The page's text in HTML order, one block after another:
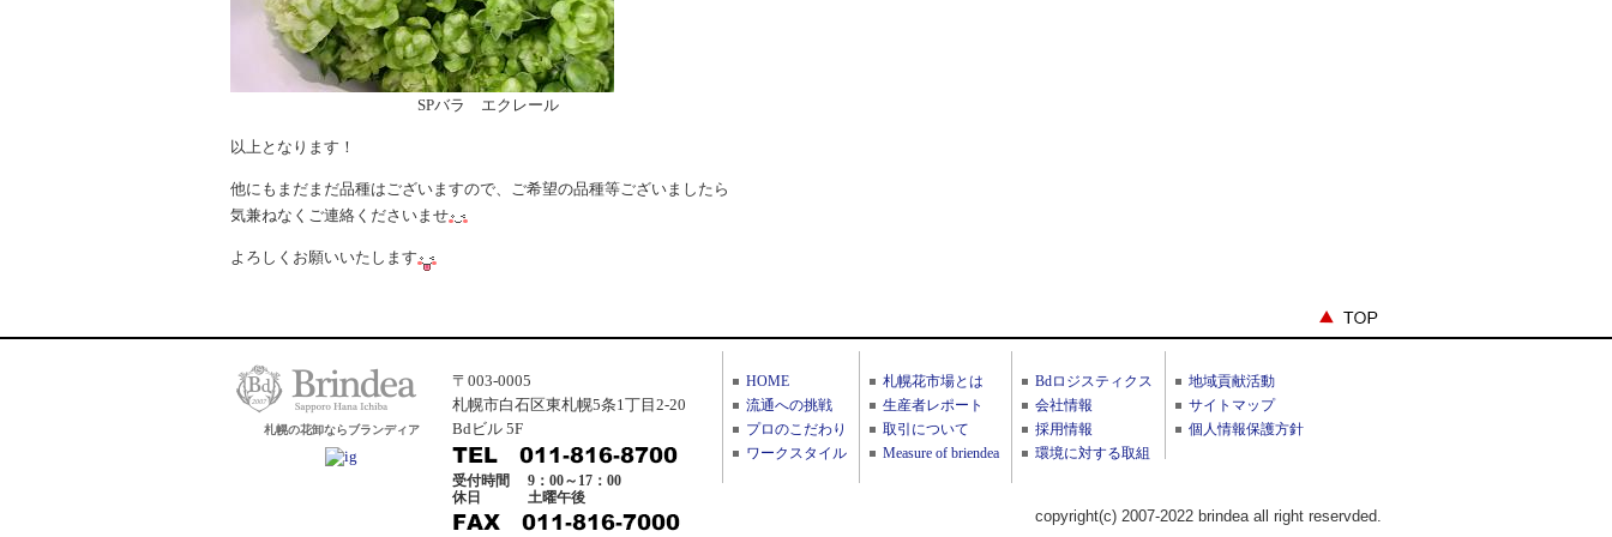
SPバラ エクレール
以上となります！
他にもまだまだ品種はございますので、ご希望の品種等ございましたら
気兼ねなくご連絡くださいませ
よろしくお願いいたします
札幌の花卸ならブランディア
〒003-0005
札幌市白石区東札幌5条1丁目2-20
Bdビル 5F
受付時間
9：00～17：00
休日
土曜午後
HOME
流通への挑戦
プロのこだわり
ワークスタイル
札幌花市場とは
生産者レポート
取引について
Measure of briendea
Bdロジスティクス
会社情報
採用情報
環境に対する取組
地域貢献活動
サイトマップ
個人情報保護方針
copyright(c) 2007-2022 brindea all right reservded.